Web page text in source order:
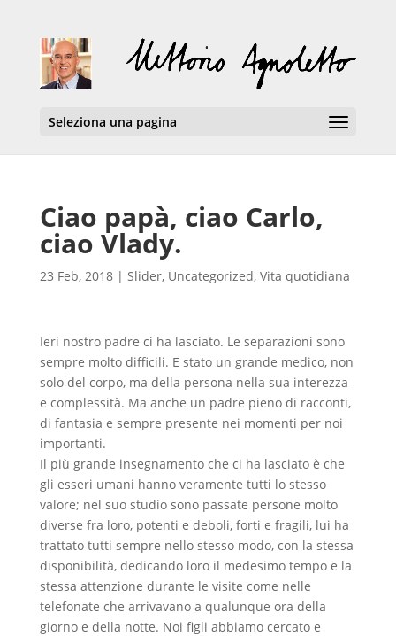
Seleziona una pagina
Ciao papà, ciao Carlo,
ciao Vlady.
23 Feb, 2018| Slider, Uncategorized, Vita quotidiana
Ieri nostro padre ci ha lasciato. Le separazioni sono
sempre molto difficili. E stato un grande medico, non
solo del corpo, ma della persona nella sua interezza
e complessità. Ma anche un padre pieno di racconti,
di fantasia e sempre presente nei momenti per noi
importanti.
Il più grande insegnamento che ci ha lasciato è che
gli esseri umani hanno veramente tutti lo stesso
valore; nel suo studio sono passate persone molto
diverse fra loro, potenti e deboli, forti e fragili, lui ha
trattato tutti sempre nello stesso modo, con la stessa
disponibilità, dedicando loro il medesimo tempo e la
stessa attenzione durante le visite come nelle
telefonate che arrivavano a qualunque ora della
giorno e della notte. Noi figli abbiamo cercato e